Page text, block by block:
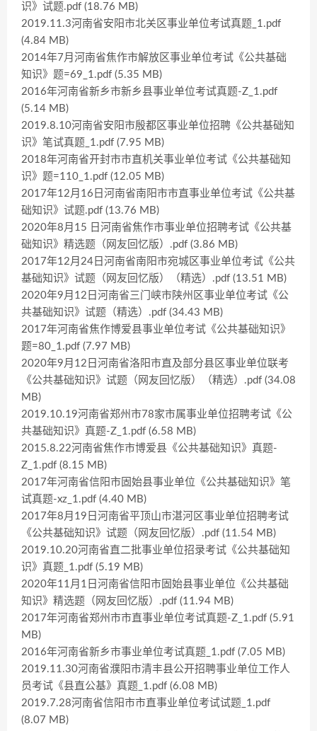
识》试题.pdf (18.76 MB)
2019.11.3河南省安阳市北关区事业单位考试真题_1.pdf
(4.84 MB)
2014年7月河南省焦作市解放区事业单位考试《公共基础
知识》题=69_1.pdf (5.35 MB)
2016年河南省新乡市新乡县事业单位考试真题-Z_1.pdf
(5.14 MB)
2019.8.10河南省安阳市殷都区事业单位招聘《公共基础知
识》笔试真题_1.pdf (7.95 MB)
2018年河南省开封市市直机关事业单位考试《公共基础知
识》题=110_1.pdf (12.05 MB)
2017年12月16日河南省南阳市市直事业单位考试《公共基
础知识》试题.pdf (13.76 MB)
2020年8月15 日河南省焦作市事业单位招聘考试《公共基
础知识》精选题（网友回忆版）.pdf (3.86 MB)
2017年12月24日河南省南阳市宛城区事业单位考试《公共
基础知识》试题（网友回忆版）（精选）.pdf (13.51 MB)
2020年9月12日河南省三门峡市陕州区事业单位考试《公
共基础知识》试题（精选）.pdf (34.43 MB)
2017年河南省焦作博爱县事业单位考试《公共基础知识》
题=80_1.pdf (7.97 MB)
2020年9月12日河南省洛阳市直及部分县区事业单位联考
《公共基础知识》试题（网友回忆版）（精选）.pdf (34.08
MB)
2019.10.19河南省郑州市78家市属事业单位招聘考试《公
共基础知识》真题-Z_1.pdf (6.58 MB)
2015.8.22河南省焦作市博爱县《公共基础知识》真题-
Z_1.pdf (8.15 MB)
2017年河南省信阳市固始县事业单位《公共基础知识》笔
试真题-xz_1.pdf (4.40 MB)
2017年8月19日河南省平顶山市湛河区事业单位招聘考试
《公共基础知识》试题（网友回忆版）.pdf (11.54 MB)
2019.10.20河南省直二批事业单位招录考试《公共基础知
识》真题_1.pdf (5.19 MB)
2020年11月1日河南省信阳市固始县事业单位《公共基础
知识》精选题（网友回忆版）.pdf (11.94 MB)
2017年河南省郑州市市直事业单位考试真题-Z_1.pdf (5.91
MB)
2016年河南省新乡市事业单位考试真题_1.pdf (7.05 MB)
2019.11.30河南省濮阳市清丰县公开招聘事业单位工作人
员考试《县直公基》真题_1.pdf (6.08 MB)
2019.7.28河南省信阳市市直事业单位考试试题_1.pdf
(8.07 MB)